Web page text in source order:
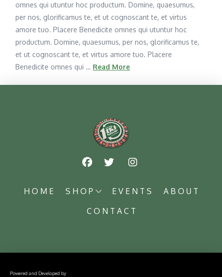
omnes qui utuntur hoc productum. Domine, quaesumus,
per nos, glorificamus te, et ut cognoscant te, et virtus
amore tuo. Placere Benedicite omnes qui utuntur hoc
productum. Domine, quaesumus, per nos, glorificamus te,
et ut cognoscant te, et virtus amore tuo. Placere
Benedicite omnes qui … Read More
HOME SHOP EVENTS
ABOUT
CONTACT
Powered and Developed by